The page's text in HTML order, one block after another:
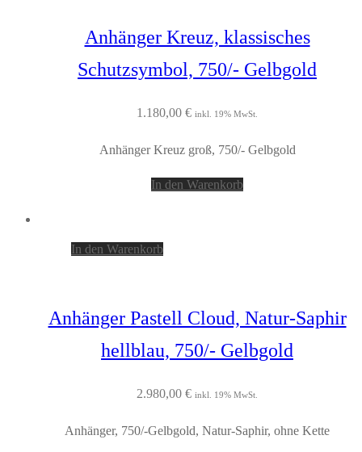
Anhänger Kreuz, klassisches
Schutzsymbol, 750/- Gelbgold
1.180,00 € inkl. 19% MwSt.
Anhänger Kreuz groß, 750/- Gelbgold
In den Warenkorb
In den Warenkorb
Anhänger Pastell Cloud, Natur-Saphir
hellblau, 750/- Gelbgold
2.980,00 € inkl. 19% MwSt.
Anhänger, 750/-Gelbgold, Natur-Saphir, ohne Kette